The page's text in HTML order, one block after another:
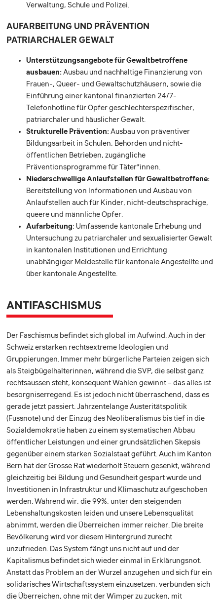
Verwaltung, Schule und Polizei.
AUFARBEITUNG UND PRÄVENTION
PATRIARCHALER GEWALT
Unterstützungsangebote für Gewaltbetroffene
ausbauen: Ausbau und nachhaltige Finanzierung von
Frauen-, Queer- und Gewaltschutzhäusern, sowie die
Einführung einer kantonal finanzierten 24/7-
Telefonhotline für Opfer geschlechterspezifischer,
patriarchaler und häuslicher Gewalt.
Strukturelle Prävention: Ausbau von präventiver
Bildungsarbeit in Schulen, Behörden und nicht-
öffentlichen Betrieben, zugängliche
Präventionsprogramme für Täter*innen.
Niederschwellige Anlaufstellen für Gewaltbetroffene:
Bereitstellung von Informationen und Ausbau von
Anlaufstellen auch für Kinder, nicht-deutschsprachige,
queere und männliche Opfer.
Aufarbeitung: Umfassende kantonale Erhebung und
Untersuchung zu patriarchaler und sexualisierter Gewalt
in kantonalen Institutionen und Errichtung
unabhängiger Meldestelle für kantonale Angestellte und
über kantonale Angestellte.
ANTIFASCHISMUS
Der Faschismus befindet sich global im Aufwind. Auch in der
Schweiz erstarken rechtsextreme Ideologien und
Gruppierungen. Immer mehr bürgerliche Parteien zeigen sich
als Steigbügelhalterinnen, während die SVP, die selbst ganz
rechtsaussen steht, konsequent Wahlen gewinnt – das alles ist
besorgniserregend. Es ist jedoch nicht überraschend, dass es
gerade jetzt passiert. Jahrzentelange Austeritätspolitik
(Fussnote) und der Einzug des Neoliberalismus bis tief in die
Sozialdemokratie haben zu einem systematischen Abbau
öffentlicher Leistungen und einer grundsätzlichen Skepsis
gegenüber einem starken Sozialstaat geführt. Auch im Kanton
Bern hat der Grosse Rat wiederholt Steuern gesenkt, während
gleichzeitig bei Bildung und Gesundheit gespart wurde und
Investitionen in Infrastruktur und Klimaschutz aufgeschoben
werden. Während wir, die 99%, unter den steigenden
Lebenshaltungskosten leiden und unsere Lebensqualität
abnimmt, werden die Überreichen immer reicher. Die breite
Bevölkerung wird vor diesem Hintergrund zurecht
unzufrieden. Das System fängt uns nicht auf und der
Kapitalismus befindet sich wieder einmal in Erklärungsnot.
Anstatt das Problem an der Wurzel anzugehen und sich für ein
solidarisches Wirtschaftssystem einzusetzen, verbünden sich
die Überreichen, ohne mit der Wimper zu zucken, mit